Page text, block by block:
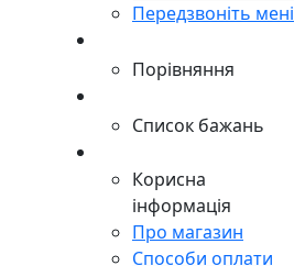
Передзвоніть мені
Порівняння
Список бажань
Корисна
інформація
Про магазин
Способи оплати